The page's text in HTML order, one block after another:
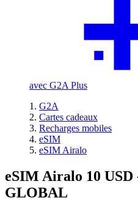
avec G2A Plus
G2A
Cartes cadeaux
Recharges mobiles
eSIM
eSIM Airalo
eSIM Airalo 10
GLOBAL